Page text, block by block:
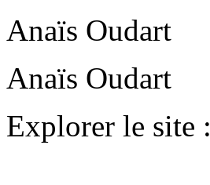
Anaïs Oudart
Anaïs Oudart
Explorer le site :